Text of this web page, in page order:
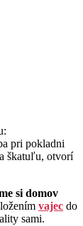
pri pokladni
škatuľu, otvorí
si domov
vajec do
sami.